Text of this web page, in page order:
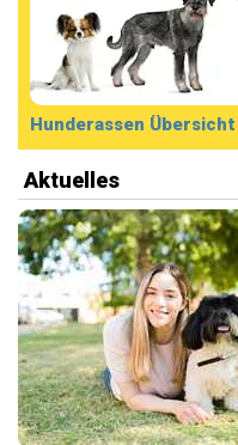
Hunderassen Übersicht
Aktuelles